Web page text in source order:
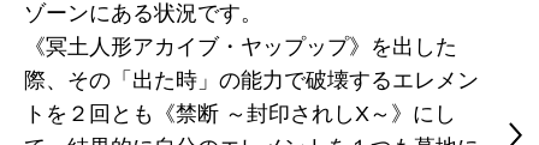
ゾーンにある状況です。
《冥土人形アカイブ・ヤップップ》を出した
際、その「出た時」の能力で破壊するエレメン
トを２回とも《禁断 ～封印されしX～》にし